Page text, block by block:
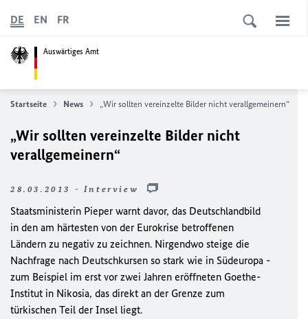
Auswärtiges Amt
DE EN FR
Startseite News „Wir sollten vereinzelte Bilder nicht verallgemeinern“
„Wir sollten vereinzelte Bilder nicht
verallgemeinern“
28.03.2013 - Interview
Staatsministerin Pieper warnt davor, das Deutschlandbild
in den am härtesten von der Eurokrise betroffenen
Ländern zu negativ zu zeichnen. Nirgendwo steige die
Nachfrage nach Deutschkursen so stark wie in Südeuropa -
zum Beispiel im erst vor zwei Jahren eröffneten Goethe-
Institut in Nikosia, das direkt an der Grenze zum
türkischen Teil der Insel liegt.